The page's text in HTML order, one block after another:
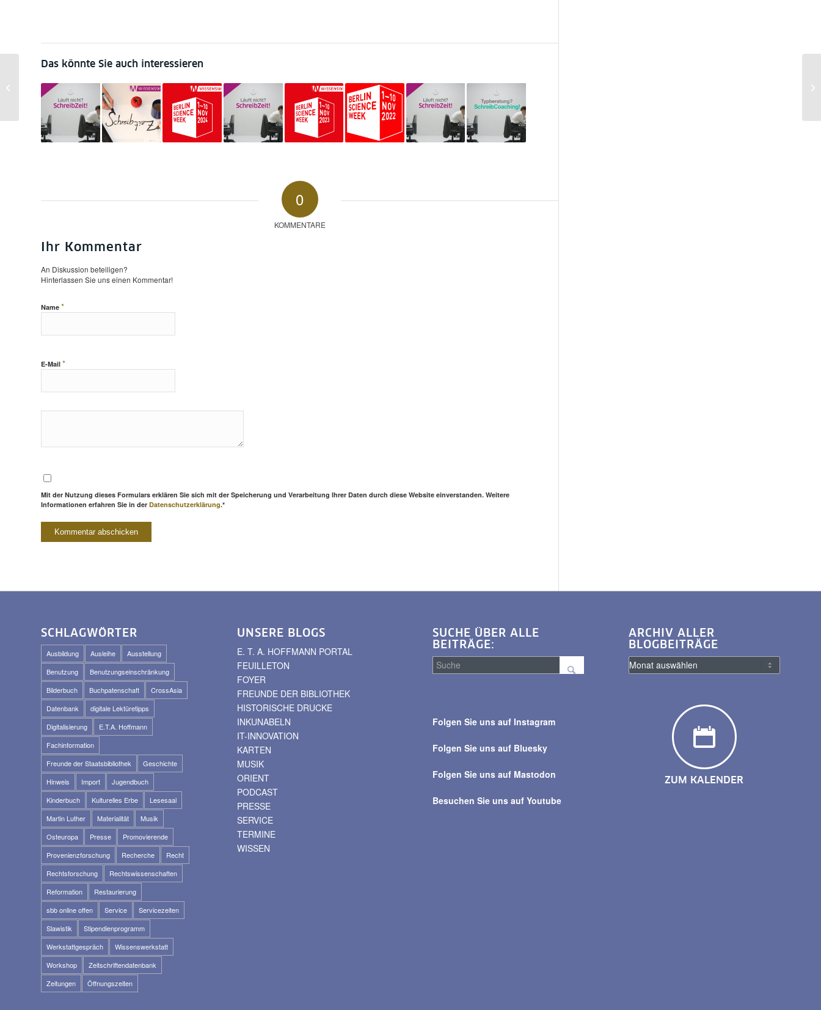
Das könnte Sie auch interessieren
0
KOMMENTARE
Ihr Kommentar
An Diskussion beteiligen?
Hinterlassen Sie uns einen Kommentar!
Name *
E-Mail *
Mit der Nutzung dieses Formulars erklären Sie sich mit der Speicherung und Verarbeitung Ihrer Daten durch diese Website einverstanden. Weitere
Informationen erfahren Sie in der Datenschutzerklärung.*
SCHLAGWÖRTER
Ausbildung Ausleihe
Ausstellung
Benutzung
Benutzungseinschränkung
Bilderbuch
Buchpatenschaft
CrossAsia
Datenbank
digitale Lektüretipps
Digitalisierung
E.T.A. Hoffmann
Fachinformation
Freunde der Staatsbibliothek
Geschichte
Hinweis
Import
Jugendbuch
Kinderbuch
Kulturelles Erbe
Lesesaal
Martin Luther
Materialität
Musik
Osteuropa
Presse
Promovierende
Provenienzforschung
Recherche
Recht
Rechtsforschung
Rechtswissenschaften
Reformation
Restaurierung
sbb online offen
Service
Servicezeiten
Slawistik
Stipendienprogramm
Werkstattgespräch
Wissenswerkstatt
Workshop
Zeitschriftendatenbank
Zeitungen
Öffnungszeiten
UNSERE BLOGS
E. T. A. HOFFMANN PORTAL
FEUILLETON
FOYER
FREUNDE DER BIBLIOTHEK
HISTORISCHE DRUCKE
INKUNABELN
IT-INNOVATION
KARTEN
MUSIK
ORIENT
PODCAST
PRESSE
SERVICE
TERMINE
WISSEN
SUCHE ÜBER ALLE
BEITRÄGE:
alle
Folgen Sie uns auf Instagram
Folgen Sie uns auf Bluesky
Folgen Sie uns auf Mastodon
Besuchen Sie uns auf Youtube
ARCHIV ALLER
BLOGBEITRÄGE
ZUM KALENDER
Bibliographia
Cartographia